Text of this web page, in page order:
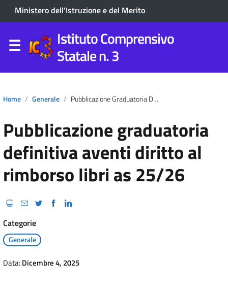
Ministero dell'Istruzione e del Merito
Istituto Comprensivo
Statale n. 3
Home Generale Pubblicazione Graduatoria Definitiva Aventi Diritto Al Rimborso Libri As 25/26
Pubblicazione graduatoria
definitiva aventi diritto al
rimborso libri as 25/26
Categorie
Generale
Data:Dicembre 4, 2025